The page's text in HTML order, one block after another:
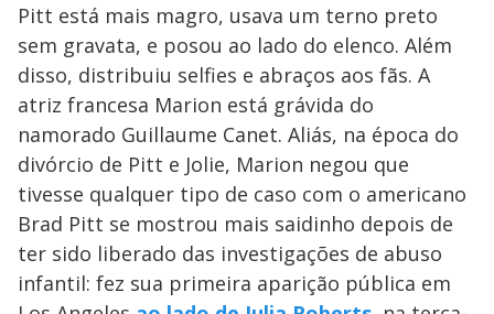
Pitt está mais magro, usava um terno preto
sem gravata, e posou ao lado do elenco. Além
disso, distribuiu selfies e abraços aos fãs. A
atriz francesa Marion está grávida do
namorado Guillaume Canet. Aliás, na época do
divórcio de Pitt e Jolie, Marion negou que
tivesse qualquer tipo de caso com o americano
Brad Pitt se mostrou mais saidinho depois de
ter sido liberado das investigações de abuso
infantil: fez sua primeira aparição pública em